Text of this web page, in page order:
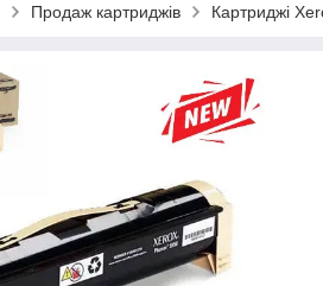
Продаж картриджів Картриджі